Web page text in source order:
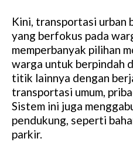
Kini, transportasi urban
yang berfokus pada
memperbanyak pilihan
warga untuk berpindah
titik lainnya dengan
transportasi umum,
Sistem ini juga
pendukung, seperti
parkir.